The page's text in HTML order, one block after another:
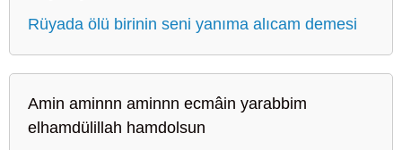
Rüyada ölü birinin seni yanıma alıcam demesi
Amin aminnn aminnn ecmâin yarabbim
elhamdülillah hamdolsun